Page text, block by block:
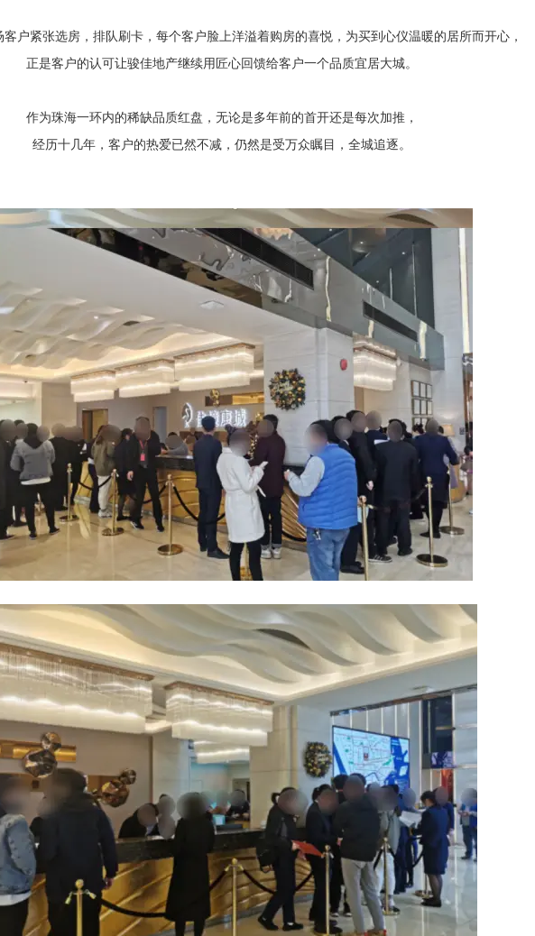
客户紧张选房，排队刷卡，每个客户脸上洋溢着购房的喜悦，为买到心仪温暖的居所而开心，
正是客户的认可让骏佳地产继续用匠心回馈给客户一个品质宜居大城。
作为珠海一环内的稀缺品质红盘，无论是多年前的首开还是每次加推，
经历十几年，客户的热爱已然不减，仍然是受万众瞩目，全城追逐。